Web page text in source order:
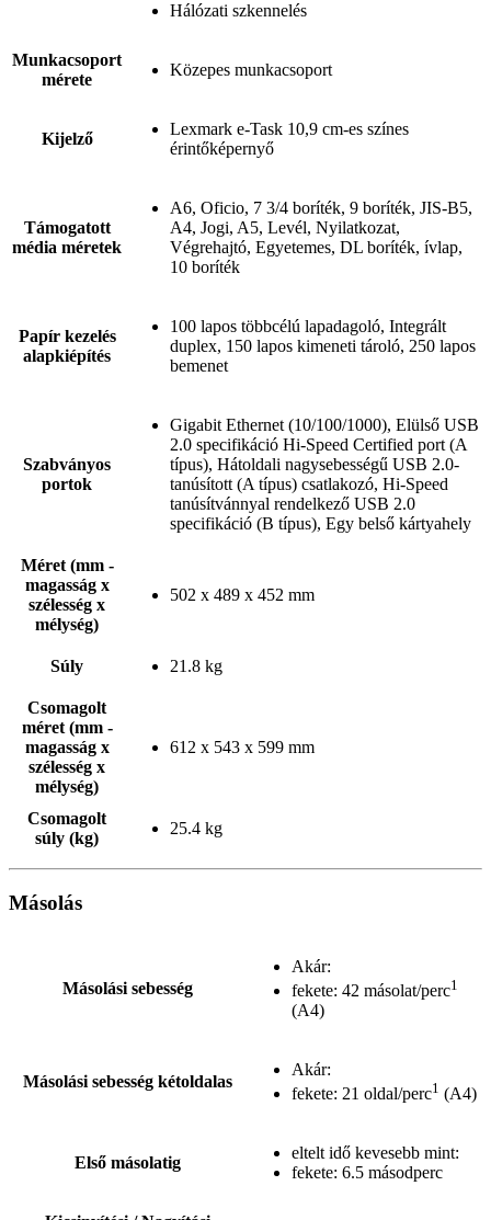
Hálózati szkennelés
Munkacsoport
mérete
Közepes munkacsoport
Kijelző
Lexmark e-Task 10,9 cm-es színes
érintőképernyő
Támogatott
média méretek
A6, Oficio, 7 3/4 boríték, 9 boríték, JIS-B5,
A4, Jogi, A5, Levél, Nyilatkozat,
Végrehajtó, Egyetemes, DL boríték, ívlap,
10 boríték
Papír kezelés
alapkiépítés
100 lapos többcélú lapadagoló, Integrált
duplex, 150 lapos kimeneti tároló, 250 lapos
bemenet
Szabványos
portok
Gigabit Ethernet (10/100/1000), Elülső USB
2.0 specifikáció Hi-Speed Certified port (A
típus), Hátoldali nagysebességű USB 2.0-
tanúsított (A típus) csatlakozó, Hi-Speed
tanúsítvánnyal rendelkező USB 2.0
specifikáció (B típus), Egy belső kártyahely
Méret (mm -
magasság x
szélesség x
mélység)
502 x 489 x 452 mm
Súly 21.8 kg
Csomagolt
méret (mm -
magasság x
szélesség x
mélység)
612 x 543 x 599 mm
Csomagolt
súly (kg)
25.4 kg
Másolás
Másolási sebesség
Akár:
fekete: 42 másolat/perc1
(A4)
Másolási sebesség kétoldalas
Akár:
fekete: 21 oldal/perc1 (A4)
Első másolatig
eltelt idő kevesebb mint:
fekete: 6.5 másodperc